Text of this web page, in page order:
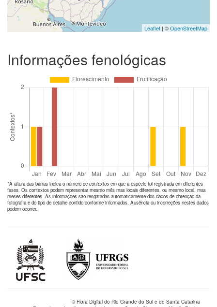
Leaflet | ©OpenStreetMap
Informações fenológicas
*A altura das barras indica o número de contextos em que a espécie foi registrada em diferentes
fases. Os contextos podem representar mesmo mês mas locais diferentes, ou mesmo local, mas
meses diferentes. As informações são resgatadas automaticamente dos dados de obtenção da
fotografia e do tipo de detalhe contido conforme informados. Ausência ou incorreções nestes dados
podem ocorrer.
© Flora Digital do Rio Grande do Sul e de Santa Catarina